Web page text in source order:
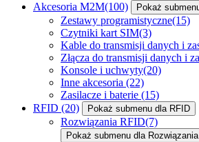
Akcesoria M2M(100) Pokaż
Zestawy programistyczne(15)
Czytniki kart SIM(3)
Kable do transmisji danych i
Złącza do transmisji danych i
Konsole i uchwyty(20)
Inne akcesoria (22)
Zasilacze i baterie (15)
RFID (20) Pokaż submenu dla RFID
Rozwiązania RFID(7)
Pokaż submenu dla